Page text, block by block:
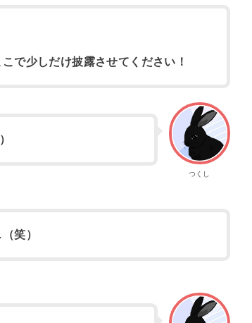
で少しだけ披露させてください！
つくし
笑）